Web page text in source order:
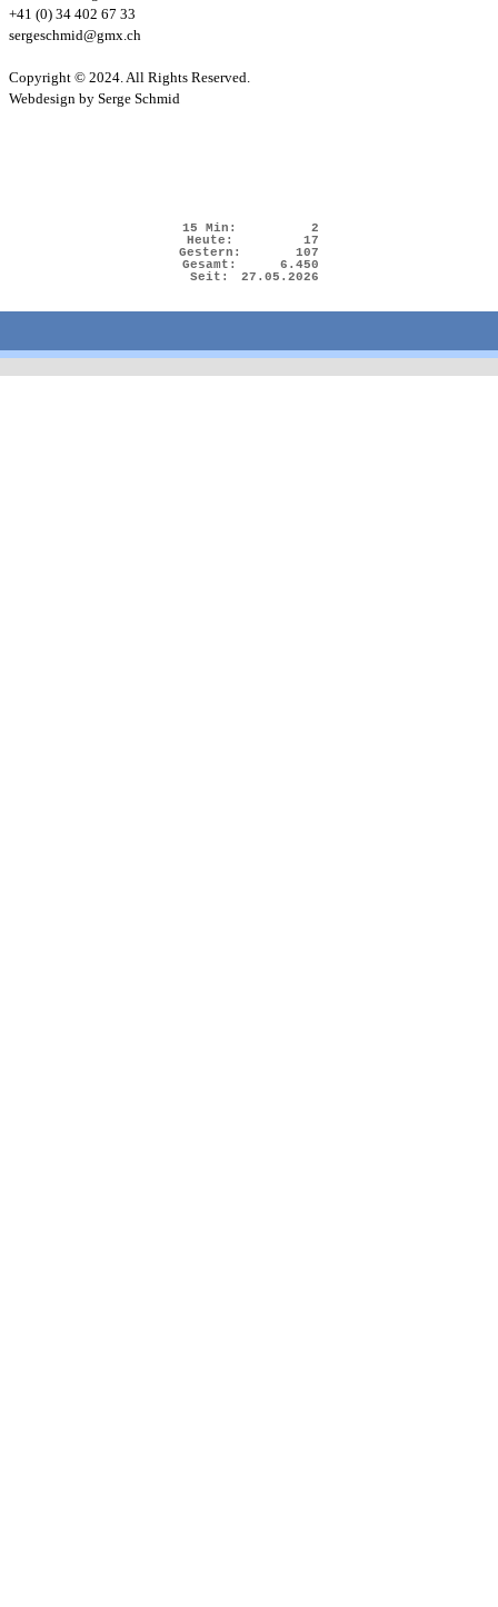
+41 (0) 34 402 67 33
sergeschmid@gmx.ch
Copyright © 2024. All Rights Reserved.
Webdesign by Serge Schmid
15 Min:
2
Heute:
17
Gestern:
107
Gesamt:
6.450
Seit:
27.05.2026